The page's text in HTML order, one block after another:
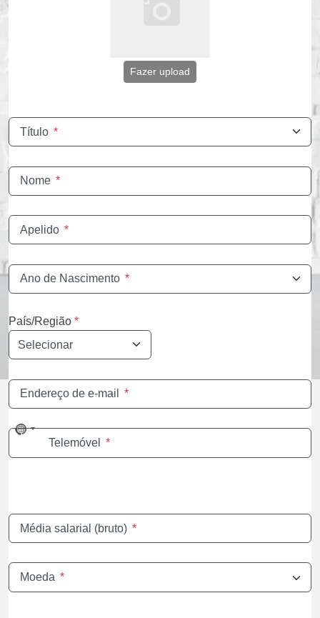
Fazer upload
Título *
Nome *
Apelido *
Ano de Nascimento *
País/Região *
Endereço de e-mail *
No
countryTelemóvel *
Média salarial (bruto) *
Moeda *